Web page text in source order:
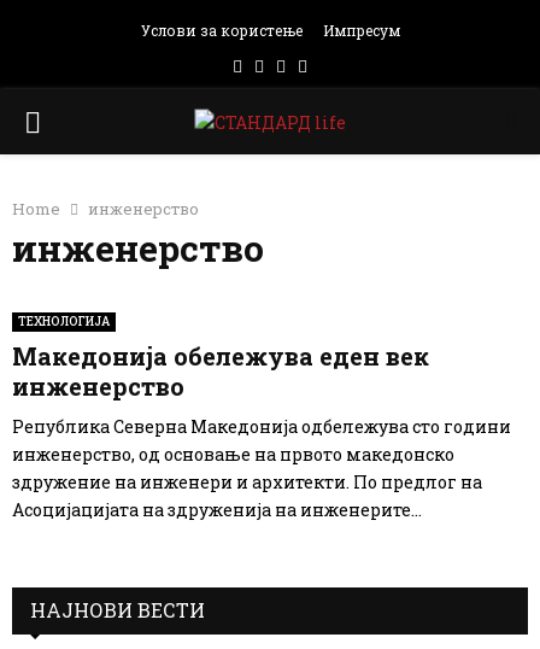
Услови за користење Импресум
Facebook
Instagram
Email
PRIMARY
Home инженерство
инженерство
ТЕХНОЛОГИЈА
Македонија обележува еден век
инженерство
Република Северна Македонија одбележува сто години
инженерство, од основање на првото македонско
здружение на инженери и архитекти. По предлог на
Асоцијацијата на здруженија на инженерите...
НАЈНОВИ ВЕСТИ